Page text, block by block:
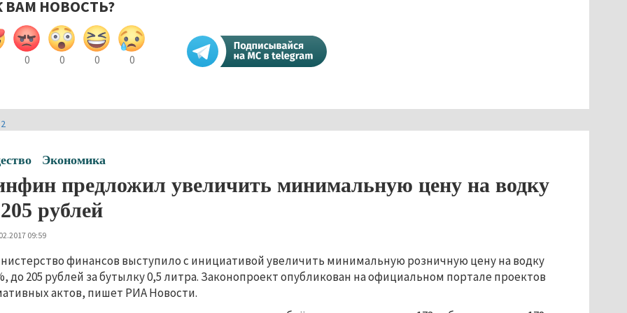
ВАМ НОВОСТЬ?
0 0 0 0
Экономика
предложил увеличить минимальную цену на водку
рублей
09:59
финансов выступило с инициативой увеличить минимальную розничную цену на водку
до 205 рублей за бутылку 0,5 литра. Законопроект опубликован на официальном портале проектов
актов, пишет РИА Новости.